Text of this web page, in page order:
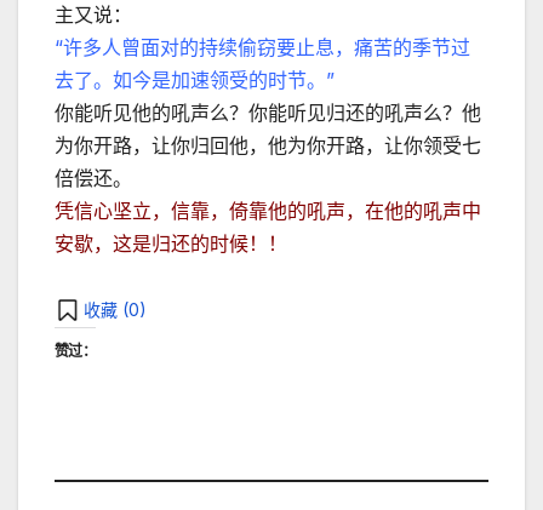
主又说：
“许多人曾面对的持续偷窃要止息，痛苦的季节过
去了。如今是加速领受的时节。”
你能听见他的吼声么？你能听见归还的吼声么？他
为你开路，让你归回他，他为你开路，让你领受七
倍偿还。
凭信心坚立，信靠，倚靠他的吼声，在他的吼声中
安歇，这是归还的时候！！
收藏 (0)
赞过：